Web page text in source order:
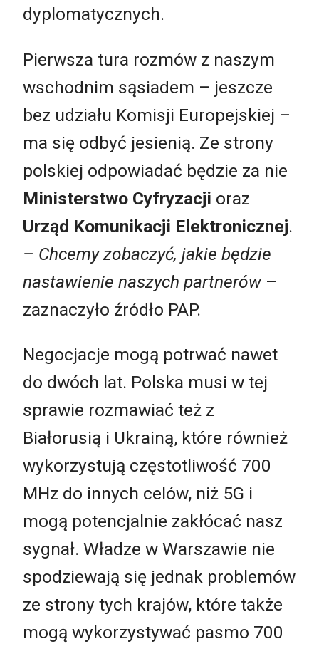
dyplomatycznych.
Pierwsza tura rozmów z naszym
wschodnim sąsiadem – jeszcze
bez udziału Komisji Europejskiej –
ma się odbyć jesienią. Ze strony
polskiej odpowiadać będzie za nie
Ministerstwo Cyfryzacji oraz
Urząd Komunikacji Elektronicznej.
– Chcemy zobaczyć, jakie będzie
nastawienie naszych partnerów–
zaznaczyło źródło PAP.
Negocjacje mogą potrwać nawet
do dwóch lat. Polska musi w tej
sprawie rozmawiać też z
Białorusią i Ukrainą, które również
wykorzystują częstotliwość 700
MHz do innych celów, niż 5G i
mogą potencjalnie zakłócać nasz
sygnał. Władze w Warszawie nie
spodziewają się jednak problemów
ze strony tych krajów, które także
mogą wykorzystywać pasmo 700